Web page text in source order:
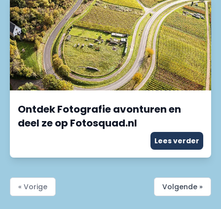
Ontdek Fotografie avonturen en
deel ze op Fotosquad.nl
Lees verder
« Vorige Volgende »